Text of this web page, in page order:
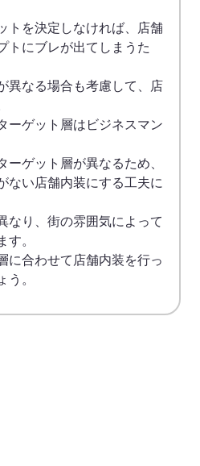
トを決定しなければ、店舗
トにブレが出てしまうた
異なる場合も考慮して、店
ーゲット層はビジネスマン
ーゲット層が異なるため、
ない店舗内装にする工夫に
なり、街の雰囲気によって
す。
に合わせて店舗内装を行っ
う。